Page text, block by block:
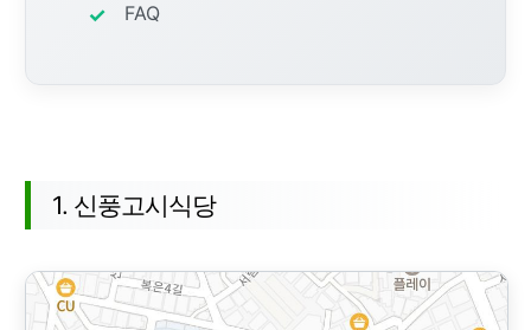
FAQ
1. 신풍고시식당